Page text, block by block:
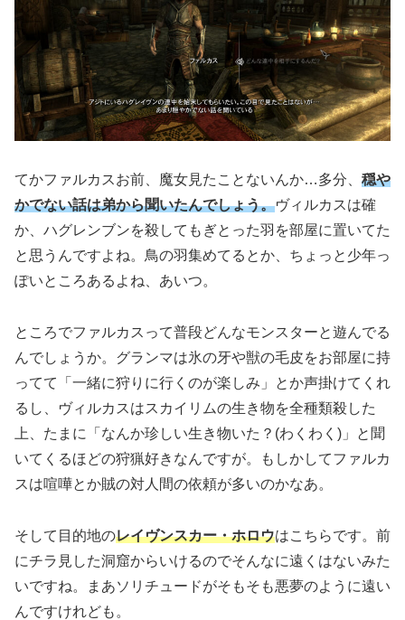
てかファルカスお前、魔女見たことないんか…多分、 穏や
かでない話は弟から聞いたんでしょう。ヴィルカスは確
か、ハグレンブンを殺してもぎとった羽を部屋に置いてた
と思うんですよね。鳥の羽集めてるとか、ちょっと少年っ
ぽいところあるよね、あいつ。
ところでファルカスって普段どんなモンスターと遊んでる
んでしょうか。グランマは氷の牙や獣の毛皮をお部屋に持
ってて「一緒に狩りに行くのが楽しみ」とか声掛けてくれ
るし、ヴィルカスはスカイリムの生き物を全種類殺した
上、たまに「なんか珍しい生き物いた？ (わくわく) 」と聞
いてくるほどの狩猟好きなんですが。もしかしてファルカ
スは喧嘩とか賊の対人間の依頼が多いのかなあ。
そして目的地のレイヴンスカー・ホロウはこちらです。前
にチラ見した洞窟からいけるのでそんなに遠くはないみた
いですね。まあソリチュードがそもそも悪夢のように遠い
んですけれども。